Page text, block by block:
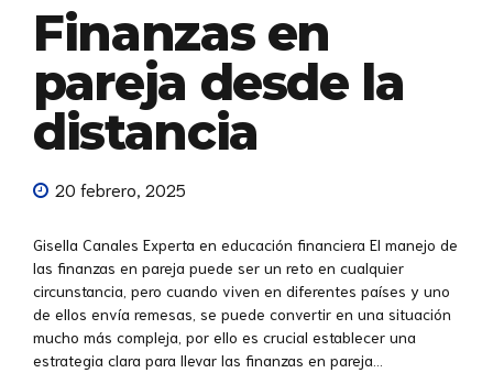
Finanzas en
pareja desde la
distancia
20 febrero, 2025
Gisella Canales Experta en educación financiera El manejo de
las finanzas en pareja puede ser un reto en cualquier
circunstancia, pero cuando viven en diferentes países y uno
de ellos envía remesas, se puede convertir en una situación
mucho más compleja, por ello es crucial establecer una
estrategia clara para llevar las finanzas en pareja...